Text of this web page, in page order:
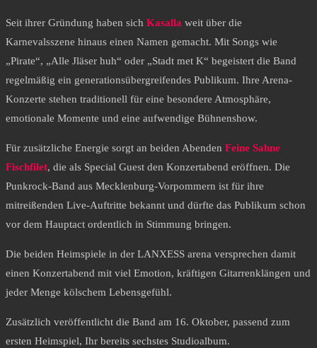
Seit ihrer Gründung haben sich Kasalla weit über die
Karnevalsszene hinaus einen Namen gemacht. Mit Songs wie
„Pirate“, „Alle Jläser huh“ oder „Stadt met K“ begeistert die Band
regelmäßig ein generationsübergreifendes Publikum. Ihre Arena-
Konzerte stehen traditionell für eine besondere Atmosphäre,
emotionale Momente und eine aufwendige Bühnenshow.
Für zusätzliche Energie sorgt an beiden Abenden Feine Sahne
Fischfilet, die als Special Guest den Konzertabend eröffnen. Die
Punkrock-Band aus Mecklenburg-Vorpommern ist für ihre
mitreißenden Live-Auftritte bekannt und dürfte das Publikum schon
vor dem Hauptact ordentlich in Stimmung bringen.
Die beiden Heimspiele in der LANXESS arena versprechen damit
einen Konzertabend mit viel Emotion, kräftigen Gitarrenklängen und
jeder Menge kölschem Lebensgefühl.
Zusätzlich veröffentlicht die Band am 16. Oktober, passend zum
ersten Heimspiel, Ihr bereits sechstes Studioalbum.